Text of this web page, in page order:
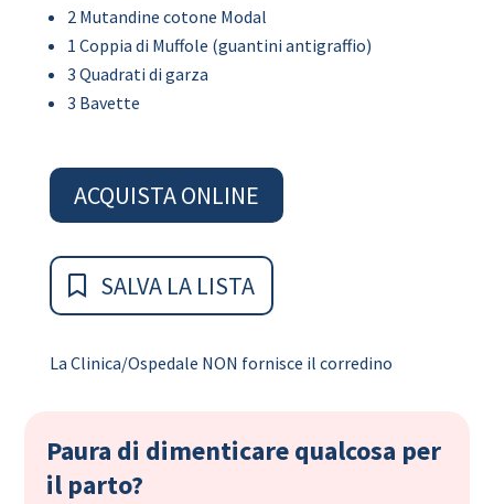
2 Mutandine cotone Modal
1 Coppia di Muffole (guantini antigraffio)
3 Quadrati di garza
3 Bavette
ACQUISTA ONLINE
SALVA LA LISTA
La Clinica/Ospedale NON fornisce il corredino
Paura di dimenticare qualcosa per
il parto?